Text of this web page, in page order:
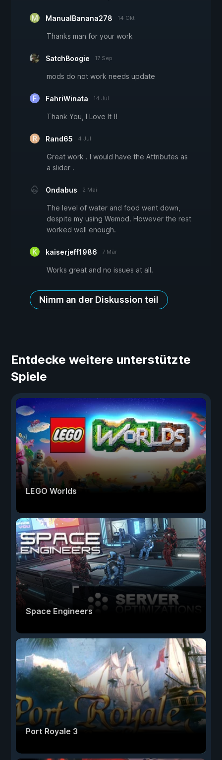
ManualBanana278 14 Okt
Thanks man for your work
SatchBoogie 17 Sep
mods do not work needs update
FahriWinata 14 Jul
Thank You, I Love It !!
Rand65 4 Jul
Great work . I would have the Attributes as
a slider .
Ondabus 2 Mai
The level of water and food went down,
despite my using Wemod. However the rest
worked well enough.
kaiserjeff1986 7 Mär
Works great and no issues at all.
Nimm an der Diskussion teil
Entdecke weitere unterstützte
Spiele
LEGO Worlds
Space Engineers
Port Royale 3